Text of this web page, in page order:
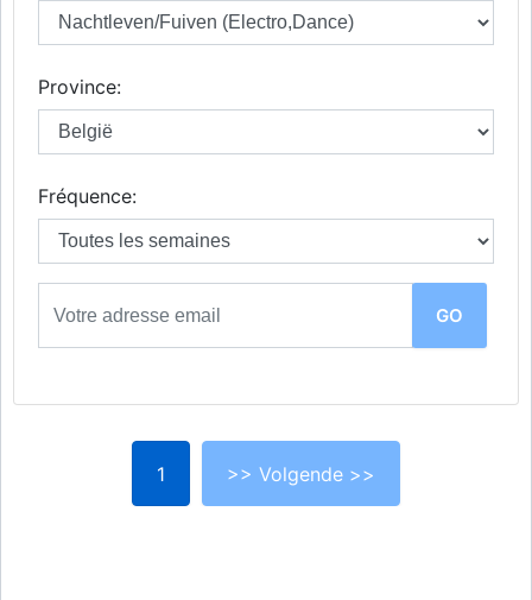
Province:
Fréquence:
1 >> Volgende >>